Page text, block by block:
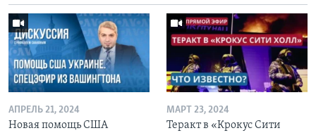
АПРЕЛЬ 21, 2024
Новая помощь США
МАРТ 23, 2024
Теракт в «Крокус Сити